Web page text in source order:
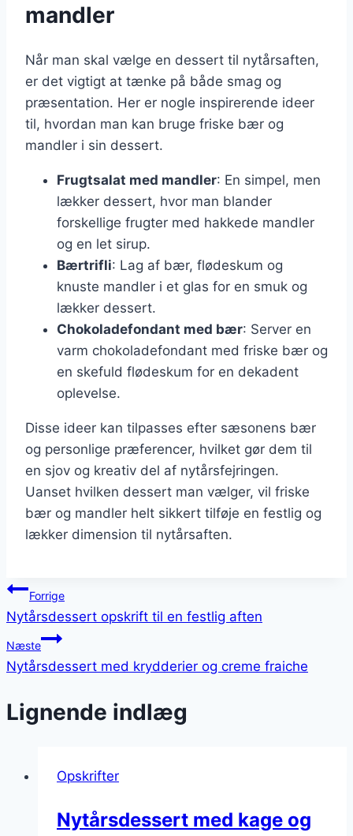
mandler
Når man skal vælge en dessert til nytårsaften,
er det vigtigt at tænke på både smag og
præsentation. Her er nogle inspirerende ideer
til, hvordan man kan bruge friske bær og
mandler i sin dessert.
Frugtsalat med mandler: En simpel, men
lækker dessert, hvor man blander
forskellige frugter med hakkede mandler
og en let sirup.
Bærtrifli: Lag af bær, flødeskum og
knuste mandler i et glas for en smuk og
lækker dessert.
Chokoladefondant med bær: Server en
varm chokoladefondant med friske bær og
en skefuld flødeskum for en dekadent
oplevelse.
Disse ideer kan tilpasses efter sæsonens bær
og personlige præferencer, hvilket gør dem til
en sjov og kreativ del af nytårsfejringen.
Uanset hvilken dessert man vælger, vil friske
bær og mandler helt sikkert tilføje en festlig og
lækker dimension til nytårsaften.
Indlægsnavigation
Forrige
Nytårsdessert opskrift til en festlig aften
Næste
Nytårsdessert med krydderier og creme fraiche
Lignende indlæg
Opskrifter
Nytårsdessert med kage og